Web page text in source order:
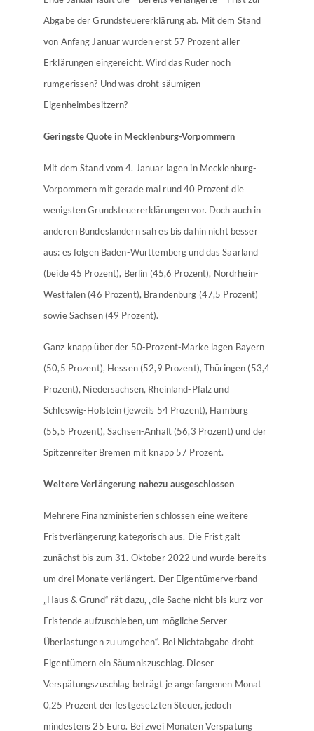
Abgabe der Grundsteuererklärung ab. Mit dem Stand
von Anfang Januar wurden erst 57 Prozent aller
Erklärungen eingereicht. Wird das Ruder noch
rumgerissen? Und was droht säumigen
Eigenheimbesitzern?
Geringste Quote in Mecklenburg-Vorpommern
Mit dem Stand vom 4. Januar lagen in Mecklenburg-
Vorpommern mit gerade mal rund 40 Prozent die
wenigsten Grundsteuererklärungen vor. Doch auch in
anderen Bundesländern sah es bis dahin nicht besser
aus: es folgen Baden-Württemberg und das Saarland
(beide 45 Prozent), Berlin (45,6 Prozent), Nordrhein-
Westfalen (46 Prozent), Brandenburg (47,5 Prozent)
sowie Sachsen (49 Prozent).
Ganz knapp über der 50-Prozent-Marke lagen Bayern
(50,5 Prozent), Hessen (52,9 Prozent), Thüringen (53,4
Prozent), Niedersachsen, Rheinland-Pfalz und
Schleswig-Holstein (jeweils 54 Prozent), Hamburg
(55,5 Prozent), Sachsen-Anhalt (56,3 Prozent) und der
Spitzenreiter Bremen mit knapp 57 Prozent.
Weitere Verlängerung nahezu ausgeschlossen
Mehrere Finanzministerien schlossen eine weitere
Fristverlängerung kategorisch aus. Die Frist galt
zunächst bis zum 31. Oktober 2022 und wurde bereits
um drei Monate verlängert. Der Eigentümerverband
„Haus & Grund“ rät dazu, „die Sache nicht bis kurz vor
Fristende aufzuschieben, um mögliche Server-
Überlastungen zu umgehen“. Bei Nichtabgabe droht
Eigentümern ein Säumniszuschlag. Dieser
Verspätungszuschlag beträgt je angefangenen Monat
0,25 Prozent der festgesetzten Steuer, jedoch
mindestens 25 Euro. Bei zwei Monaten Verspätung